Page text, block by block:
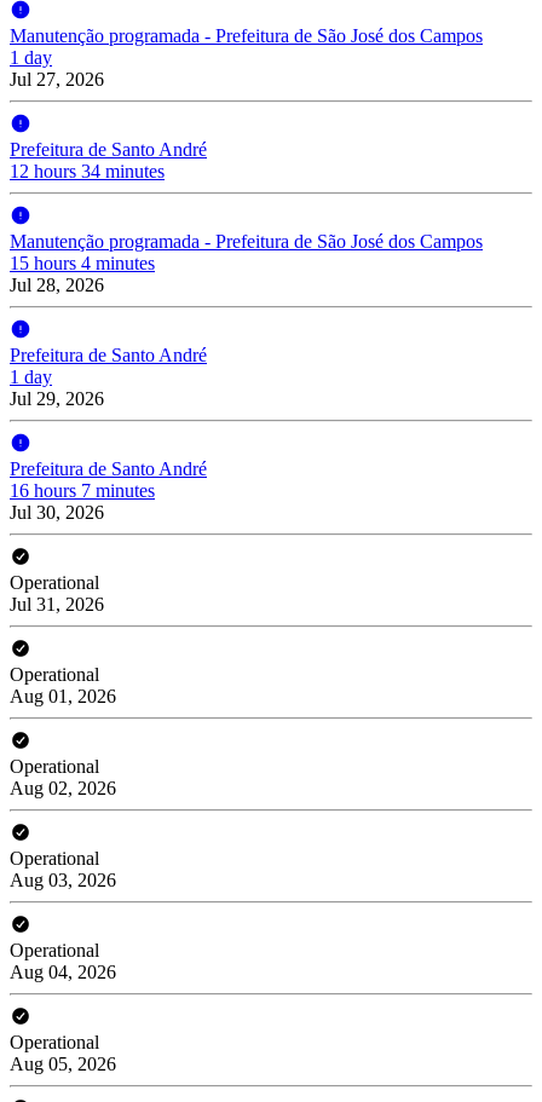
Manutenção programada - Prefeitura de São José dos Campos
1 day
Jul 27, 2026
Prefeitura de Santo André
12 hours 34 minutes
Manutenção programada - Prefeitura de São José dos Campos
15 hours 4 minutes
Jul 28, 2026
Prefeitura de Santo André
1 day
Jul 29, 2026
Prefeitura de Santo André
16 hours 7 minutes
Jul 30, 2026
Operational
Jul 31, 2026
Operational
Aug 01, 2026
Operational
Aug 02, 2026
Operational
Aug 03, 2026
Operational
Aug 04, 2026
Operational
Aug 05, 2026